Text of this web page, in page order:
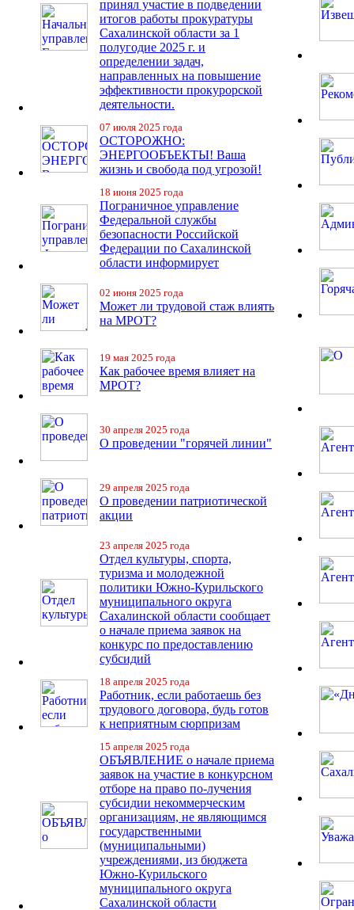
принял участие в подведении
итогов работы прокуратуры
Сахалинской области за 1
полугодие 2025 г. и
определении задач,
направленных на повышение
эффективности прокурорской
деятельности.
07 июля 2025 года
ОСТОРОЖНО:
ЭНЕРГООБЪЕКТЫ! Ваша
жизнь и свобода под угрозой!
18 июня 2025 года
Пограничное управление
Федеральной службы
безопасности Российской
Федерации по Сахалинской
области информирует
02 июня 2025 года
Может ли трудовой стаж влиять
на МРОТ?
19 мая 2025 года
Как рабочее время влияет на
МРОТ?
30 апреля 2025 года
О проведении "горячей линии"
29 апреля 2025 года
О проведении патриотической
акции
23 апреля 2025 года
Отдел культуры, спорта,
туризма и молодежной
политики Южно-Курильского
муниципального округа
Сахалинской области сообщает
о начале приема заявок на
конкурс по предоставлению
субсидий
18 апреля 2025 года
Работник, если работаешь без
трудового договора, будь готов
к неприятным сюрпризам
15 апреля 2025 года
ОБЪЯВЛЕНИЕ о начале приема
заявок на участие в конкурсном
отборе на право по-лучения
субсидии некоммерческим
организациям, не являющимся
государственными
(муниципальными)
учреждениями, из бюджета
Южно-Курильского
муниципального округа
Сахалинской области